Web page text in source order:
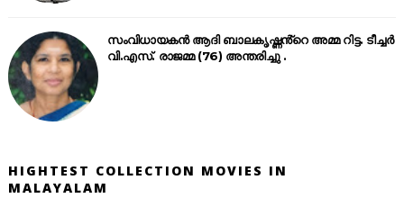
സംവിധായകൻ ആദി ബാലകൃഷ്ണൻ്റെ അമ്മ റിട്ട. ടീച്ചർ
വി.എസ്. രാജമ്മ (76) അന്തരിച്ചു .
HIGHTEST COLLECTION MOVIES IN
MALAYALAM